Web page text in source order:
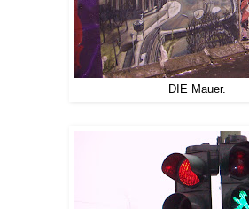
DIE Mauer.